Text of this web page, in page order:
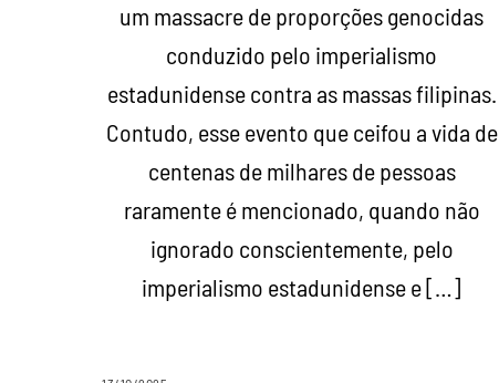
um massacre de proporções genocidas
conduzido pelo imperialismo
estadunidense contra as massas filipinas.
Contudo, esse evento que ceifou a vida de
centenas de milhares de pessoas
raramente é mencionado, quando não
ignorado conscientemente, pelo
imperialismo estadunidense e […]